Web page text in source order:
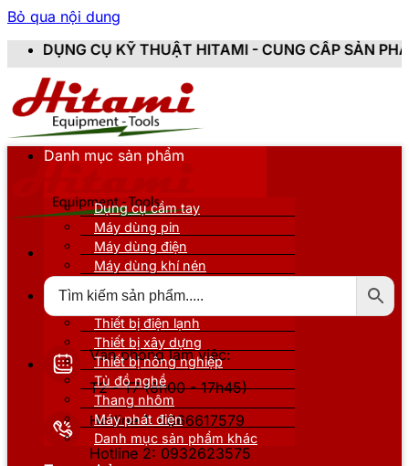
Bỏ qua nội dung
THUẬT HITAMI - CUNG CẤP SẢN PHẨM CHÍNH
Văn phòng làm việc:
T2 - T7 (8h00 - 17h45)
Hotline 1: 0866617579
Hotline 2: 0932623575
Danh mục sản phẩm
Dụng cụ cầm tay
Máy dùng pin
Máy dùng điện
Máy dùng khí nén
Thiết bị nâng đỡ
Thiết bị điện lạnh
Thiết bị xây dựng
Thiết bị nông nghiệp
Tủ đồ nghề
Thang nhôm
Máy phát điện
Danh mục sản phẩm khác